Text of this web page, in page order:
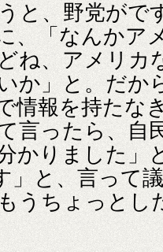
と、野党がで
、「なんかア
ね、アメリカ
か」と。だか
情報を持たな
言ったら、自
かりました」
」と、言って
うちょっとし